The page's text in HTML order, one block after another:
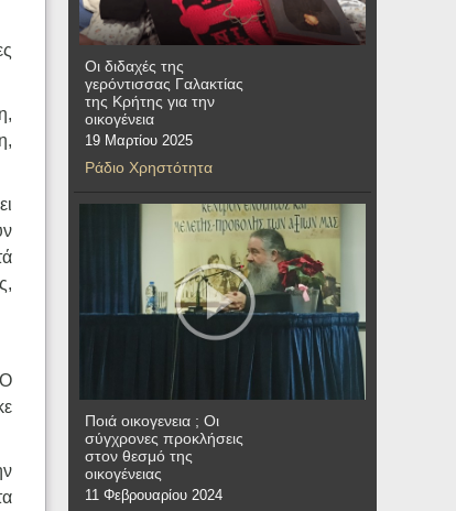
Οι διδαχές της
γερόντισσας Γαλακτίας
της Κρήτης για την
οικογένεια
19 Μαρτίου 2025
Ράδιο Χρηστότητα
Ποιά οικογενεια ; Οι
σύγχρονες προκλήσεις
στον θεσμό της
οικογένειας
11 Φεβρουαρίου 2024